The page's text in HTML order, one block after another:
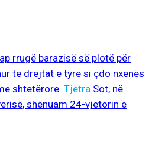
rrugë barazisë së plotë për
të drejtat e tyre si çdo nxënës
shtetërore. Tjetra Sot, në
shënuam 24-vjetorin e